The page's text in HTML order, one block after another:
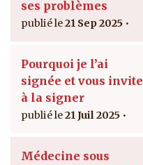
ses problèmes
21 Sep 2025
Pourquoi je l’ai
signée et vous invite
à la signer
21 Juil 2025
Médecine sous